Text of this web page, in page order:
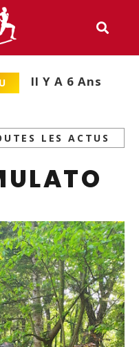
Il Y A 6 Ans
LES ACTUS